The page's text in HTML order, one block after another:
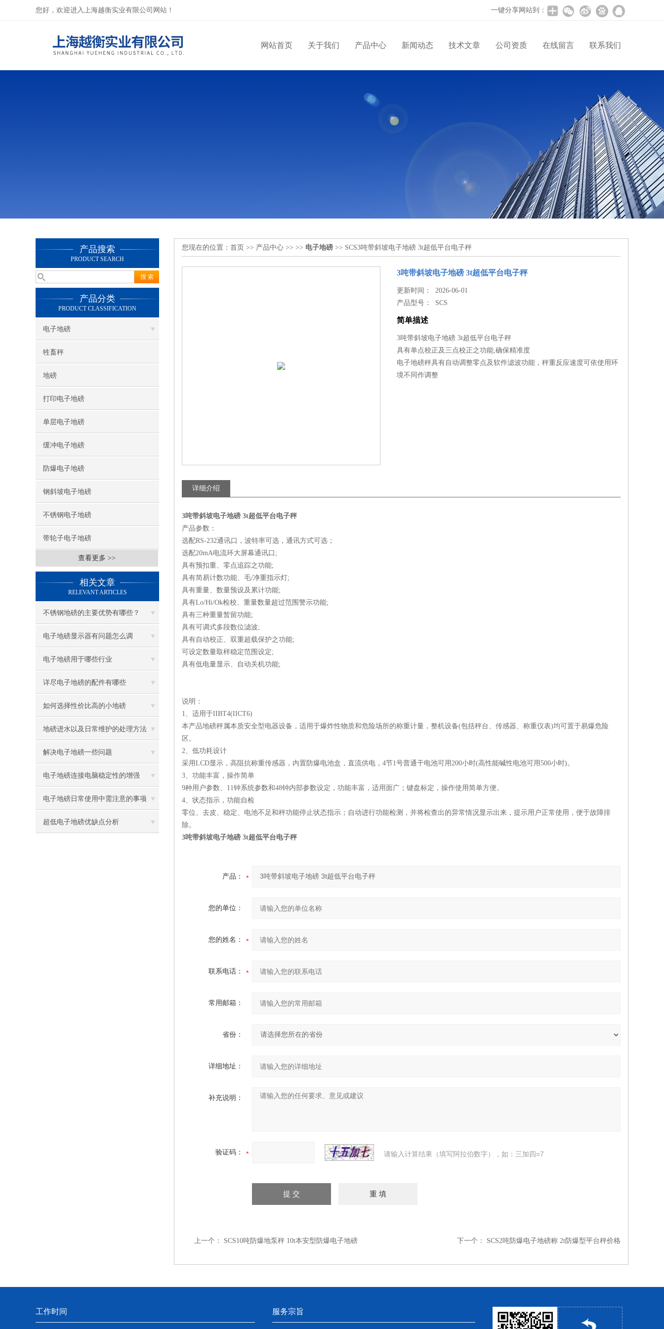
您好，欢迎进入上海越衡实业有限公司网站！ 一键分享网站到：
网站首页 关于我们 产品中心 新闻动态 技术文章 公司资质 在线留言 联系我们
产品搜索
PRODUCT SEARCH
产品分类
PRODUCT CLASSIFICATION
电子地磅
牲畜秤
地磅
打印电子地磅
单层电子地磅
缓冲电子地磅
防爆电子地磅
钢斜坡电子地磅
不锈钢电子地磅
带轮子电子地磅
查看更多 >>
相关文章
RELEVANT ARTICLES
不锈钢地磅的主要优势有哪些？
电子地磅显示器有问题怎么调
电子地磅用于哪些行业
详尽电子地磅的配件有哪些
如何选择性价比高的小地磅
地磅进水以及日常维护的处理方法
解决电子地磅一些问题
电子地磅连接电脑稳定性的增强
电子地磅日常使用中需注意的事项
超低电子地磅优缺点分析
您现在的位置： 首页 >> 产品中心 >> >> 电子地磅 >> SCS3吨带斜坡电子地磅 3t超低平台电子秤
3吨带斜坡电子地磅 3t超低平台电子秤
更新时间： 2026-06-01
产品型号： SCS
简单描述
3吨带斜坡电子地磅 3t超低平台电子秤
具有单点校正及三点校正之功能,确保精准度
电子地磅秤具有自动调整零点及软件滤波功能，秤重反应速度可依使用环
境不同作调整
详细介绍
3吨带斜坡电子地磅 3t超低平台电子秤
产品参数：
选配RS-232通讯口，波特率可选，通讯方式可选；
选配20mA电流环大屏幕通讯口;
具有预扣重、零点追踪之功能;
具有简易计数功能、毛/净重指示灯;
具有重量、数量预设及累计功能;
具有Lo/Hi/Ok检校、重量数量超过范围警示功能;
具有三种重量暂留功能;
具有可调式多段数位滤波;
具有自动校正、双重超载保护之功能;
可设定数量取样稳定范围设定;
具有低电量显示、自动关机功能;
说明：
1、适用于IIBT4(IICT6)
本产品地磅秤属本质安全型电器设备，适用于爆炸性物质和危险场所的称重计量，整机设备(包括秤台、传感器、称重仪表)均可置于易爆危险
区。
2、低功耗设计
采用LCD显示，高阻抗称重传感器，内置防爆电池盒，直流供电，4节1号普通干电池可用200小时(高性能碱性电池可用500小时)。
3、功能丰富，操作简单
9种用户参数、11钟系统参数和48钟内部参数设定，功能丰富，适用面广；键盘标定，操作使用简单方便。
4、状态指示，功能自检
零位、去皮、稳定、电池不足和秤功能停止状态指示；自动进行功能检测，并将检查出的异常情况显示出来，提示用户正常使用，便于故障排
除。
3吨带斜坡电子地磅 3t超低平台电子秤
产品：
您的单位：
您的姓名：
联系电话：
常用邮箱：
省份：
详细地址：
补充说明：
验证码： 请输入计算结果（填写阿拉伯数字），如：三加四=7
上一个： SCS10吨防爆地泵秤 10t本安型防爆电子地磅 下一个： SCS2吨防爆电子地磅称 2t防爆型平台秤价格
工作时间 服务宗旨